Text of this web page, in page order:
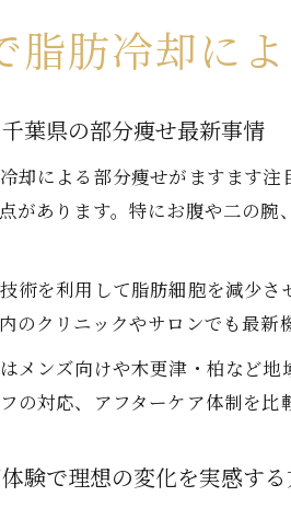
脂肪
理想
脂肪冷却に
葉県の部分痩せ最新事情
却による部分痩せがますます
があります。特にお腹や二の
術を利用して脂肪細胞を減少
のクリニックやサロンでも最新
メンズ向けや木更津・柏など
の対応、アフターケア体制を比
験で理想の変化を実感す